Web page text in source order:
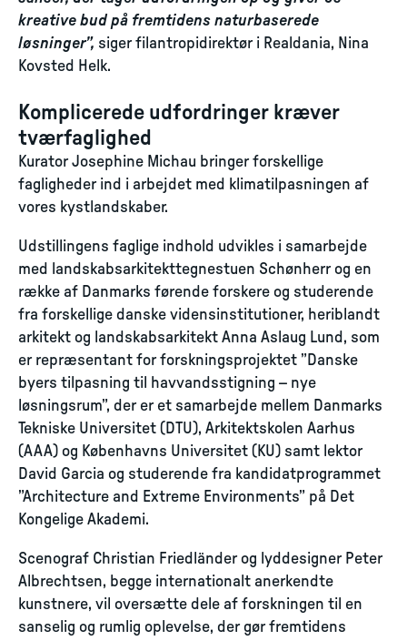
kreative bud på fremtidens naturbaserede
løsninger”, siger filantropidirektør i Realdania, Nina
Kovsted Helk.
Komplicerede udfordringer kræver
tværfaglighed
Kurator Josephine Michau bringer forskellige
fagligheder ind i arbejdet med klimatilpasningen af
vores kystlandskaber.
Udstillingens faglige indhold udvikles i samarbejde
med landskabsarkitekttegnestuen Schønherr og en
række af Danmarks førende forskere og studerende
fra forskellige danske vidensinstitutioner, heriblandt
arkitekt og landskabsarkitekt Anna Aslaug Lund, som
er repræsentant for forskningsprojektet ”Danske
byers tilpasning til havvandsstigning – nye
løsningsrum”, der er et samarbejde mellem Danmarks
Tekniske Universitet (DTU), Arkitektskolen Aarhus
(AAA) og Københavns Universitet (KU) samt lektor
David Garcia og studerende fra kandidatprogrammet
”Architecture and Extreme Environments” på Det
Kongelige Akademi.
Scenograf Christian Friedländer og lyddesigner Peter
Albrechtsen, begge internationalt anerkendte
kunstnere, vil oversætte dele af forskningen til en
sanselig og rumlig oplevelse, der gør fremtidens